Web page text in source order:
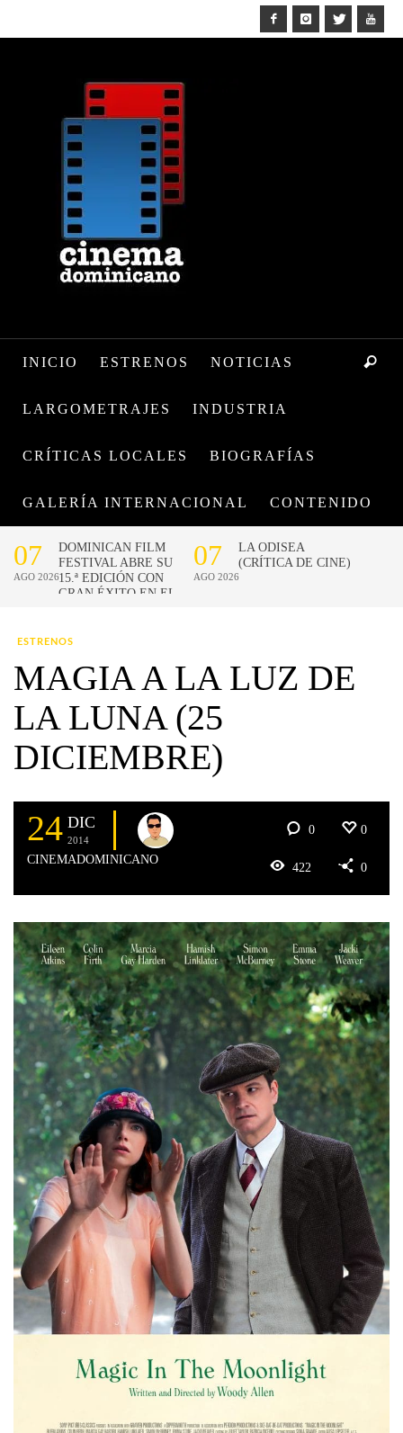
INICIO ESTRENOS NOTICIAS
LARGOMETRAJES INDUSTRIA
CRÍTICAS LOCALES BIOGRAFÍAS
GALERÍA INTERNACIONAL CONTENIDO
ESTRENOS
MAGIA A LA LUZ DE
LA LUNA (25
DICIEMBRE)
24 DIC
2014
CINEMADOMINICANO
0 0
422 0